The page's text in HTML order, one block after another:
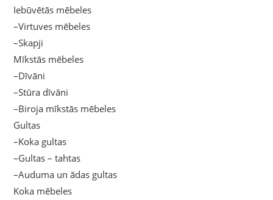
Iebūvētās mēbeles
–Virtuves mēbeles
–Skapji
Mīkstās mēbeles
–Dīvāni
–Stūra dīvāni
–Biroja mīkstās mēbeles
Gultas
–Koka gultas
–Gultas – tahtas
–Auduma un ādas gultas
Koka mēbeles